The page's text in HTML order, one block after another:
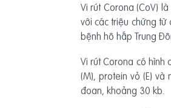
Vi rút Corona (CoV)
với các triệu chứng
bệnh hô hấp Trung
Vi rút Corona có hình
(M), protein vỏ (E)
đoan, khoảng 30 kb.